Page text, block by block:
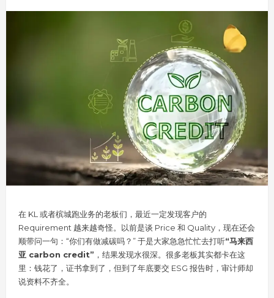
在 KL 或者槟城跑业务的老板们，最近一定发现客户的
Requirement 越来越奇怪。以前是谈 Price 和 Quality，现在还会
顺带问一句：“你们有做减碳吗？” 于是大家急急忙忙去打听“马来西
亚 carbon credit” ，结果发现水很深。很多老板其实都卡在这
里：钱花了，证书拿到了，但到了年底要交 ESG 报告时，审计师却
说资料不齐全。